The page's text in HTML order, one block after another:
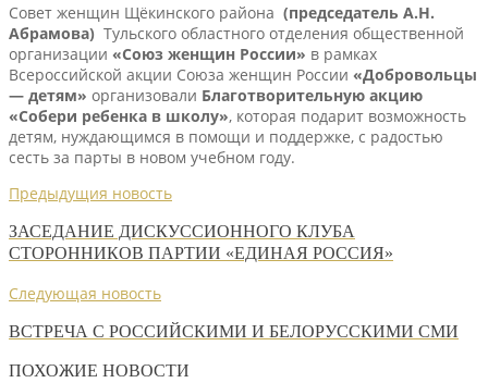
Совет женщин Щёкинского района (председатель А.Н.
Абрамова) Тульского областного отделения общественной
организации «Союз женщин России» в рамках
Всероссийской акции Союза женщин России «Добровольцы
— детям» организовали Благотворительную акцию
«Собери ребенка в школу», которая подарит возможность
детям, нуждающимся в помощи и поддержке, с радостью
сесть за парты в новом учебном году.
Предыдущия новость
ЗАСЕДАНИЕ ДИСКУССИОННОГО КЛУБА
СТОРОННИКОВ ПАРТИИ «ЕДИНАЯ РОССИЯ»
Следующая новость
ВСТРЕЧА С РОССИЙСКИМИ И БЕЛОРУССКИМИ СМИ
ПОХОЖИЕ НОВОСТИ